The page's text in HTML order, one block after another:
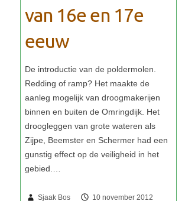
van 16e en 17e
eeuw
Sjaak Bos 10 november 2012